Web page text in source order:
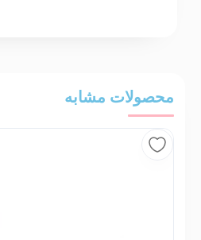
محصولات مشابه